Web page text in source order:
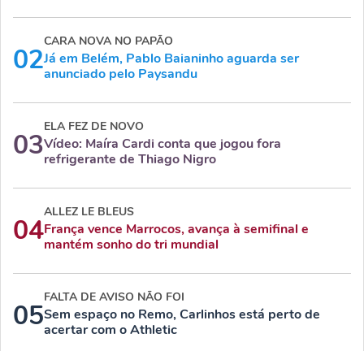
02
CARA NOVA NO PAPÃO
Já em Belém, Pablo Baianinho aguarda ser
anunciado pelo Paysandu
03
ELA FEZ DE NOVO
Vídeo: Maíra Cardi conta que jogou fora
refrigerante de Thiago Nigro
04
ALLEZ LE BLEUS
França vence Marrocos, avança à semifinal e
mantém sonho do tri mundial
05
FALTA DE AVISO NÃO FOI
Sem espaço no Remo, Carlinhos está perto de
acertar com o Athletic